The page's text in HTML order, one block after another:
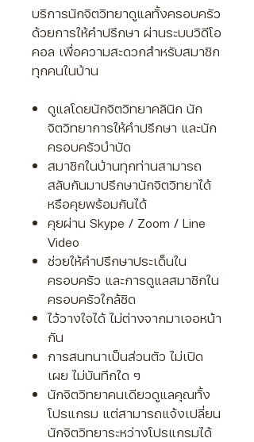
บริการนักจิตวิทยาดูแลทั้งครอบครัว
ด้วยการให้คำปรึกษา ผ่านระบบวิดีโอ
คอล เพื่อความสะดวกสำหรับสมาชิก
ทุกคนในบ้าน
​ดูแลโดยนักจิตวิทยาคลินิก นัก
จิตวิทยาการให้คำปรึกษา และนัก
ครอบครัวบำบัด
สมาชิกในบ้านทุกท่านสามารถ
สลับกันมาปรึกษานักจิตวิทยาได้
หรือคุยพร้อมกันได้
คุยผ่าน Skype / Zoom / Line
Video
ช่วยให้คำปรึกษาประเด็นใน
ครอบครัว และการดูแลสมาชิกใน
ครอบครัวใกล้ชิด
ไว้วางใจได้ ไม่ต่างจากมาเจอหน้า
กัน
การสนทนาเป็นส่วนตัว ไม่เปิด
เผย ไม่บันทึกใด ๆ
นักจิตวิทยาคนเดียวดูแลคุณทั้ง
โปรแกรม แต่สามารถแจ้งเปลี่ยน
นักจิตวิทยาระหว่างโปรแกรมได้